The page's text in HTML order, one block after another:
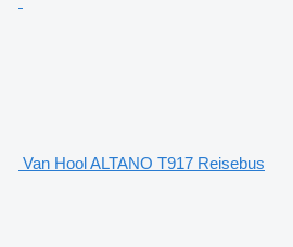
Van Hool ALTANO T917 Reisebus